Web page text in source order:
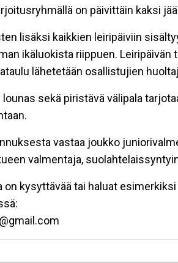
on päivittäin kaksi
lisäksi kaikkien leiripäiviin
ikäluokista riippuen.
lähetetään osallistujien
sekä piristävä välipala
vastaa joukko
valmentaja,
on kysyttävää tai haluat